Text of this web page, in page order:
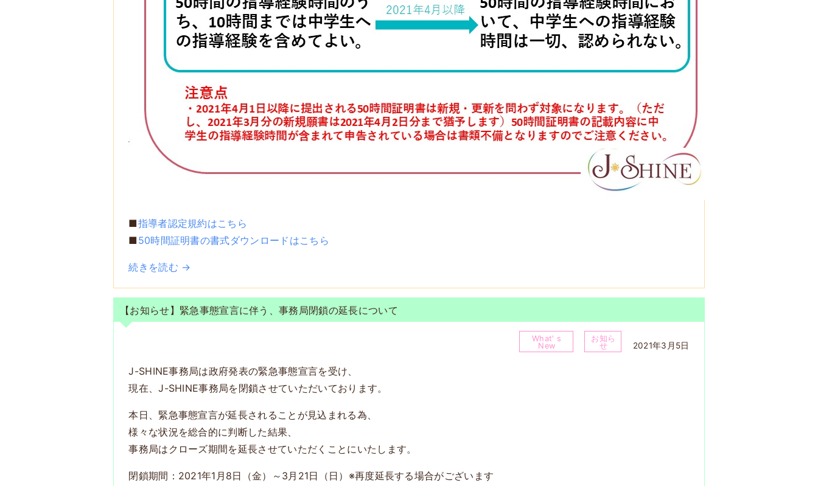
■指導者認定規約はこちら
■50時間証明書の書式ダウンロードはこちら
続きを読む →
【お知らせ】緊急事態宣言に伴う、事務局閉鎖の延長について
What' s
New
お知ら
せ
2021年3月5日
J-SHINE事務局は政府発表の緊急事態宣言を受け、
現在、J-SHINE事務局を閉鎖させていただいております。
本日、緊急事態宣言が延長されることが見込まれる為、
様々な状況を総合的に判断した結果、
事務局はクローズ期間を延長させていただくことにいたします。
閉鎖期間：2021年1月8日（金）～3月21日（日）※再度延長する場合がございます